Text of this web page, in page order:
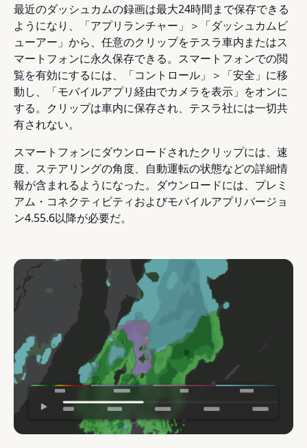
最近のダッシュカムの録画は最大24時間まで保存できる
ようになり、「アプリランチャー」＞「ダッシュカムビ
ューアー」から、任意のクリップをテスラ車内またはス
マートフォンに永久保存できる。スマートフォンでの閲
覧を有効にするには、「コントロール」＞「安全」に移
動し、「モバイルアプリ経由でカメラを表示」をオンに
する。クリップは車内に保存され、テスラ社には一切共
有されない。
スマートフォンにダウンロードされたクリップには、速
度、ステアリングの角度、自動運転の状態などの詳細情
報が含まれるようになった。ダウンロードには、プレミ
アム・コネクティビティおよびモバイルアプリバージョ
ン4.55.6以降が必要だ。